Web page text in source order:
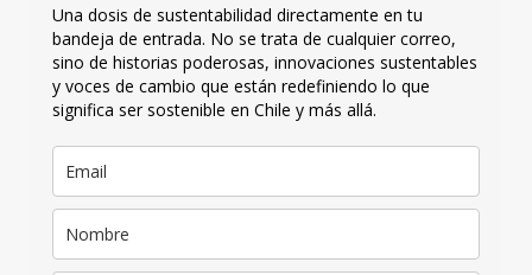
Una dosis de sustentabilidad directamente en tu
bandeja de entrada. No se trata de cualquier correo,
sino de historias poderosas, innovaciones sustentables
y voces de cambio que están redefiniendo lo que
significa ser sostenible en Chile y más allá.